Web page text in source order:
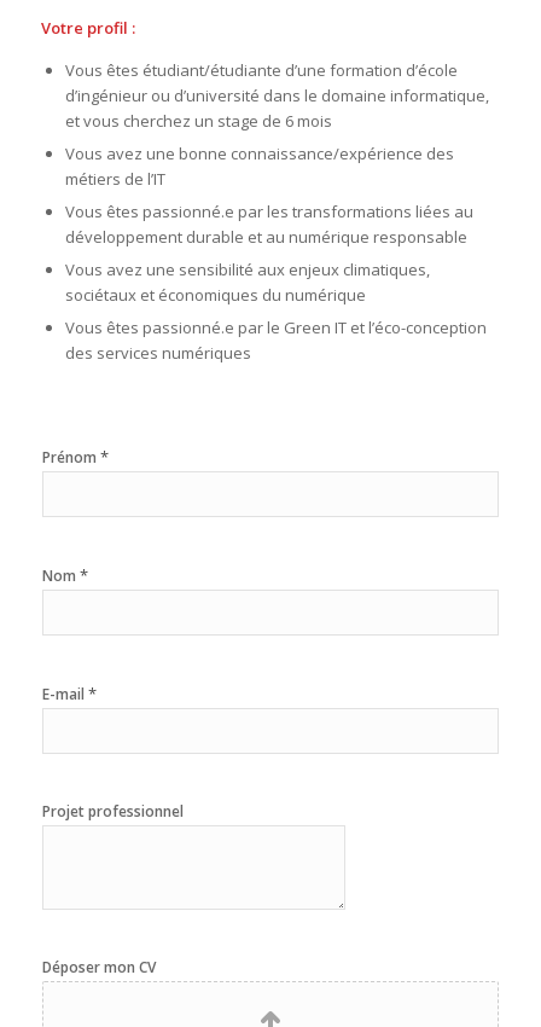
Votre profil :
Vous êtes étudiant/étudiante d’une formation d’école
d’ingénieur ou d’université dans le domaine informatique,
et vous cherchez un stage de 6 mois
Vous avez une bonne connaissance/expérience des
métiers de l’IT
Vous êtes passionné.e par les transformations liées au
développement durable et au numérique responsable
Vous avez une sensibilité aux enjeux climatiques,
sociétaux et économiques du numérique
Vous êtes passionné.e par le Green IT et l’éco-conception
des services numériques
Prénom *
Nom *
E-mail *
Projet professionnel
Déposer mon CV